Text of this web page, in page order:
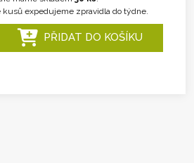
kusů expedujeme zpravidla do týdne.
PŘIDAT DO KOŠÍKU